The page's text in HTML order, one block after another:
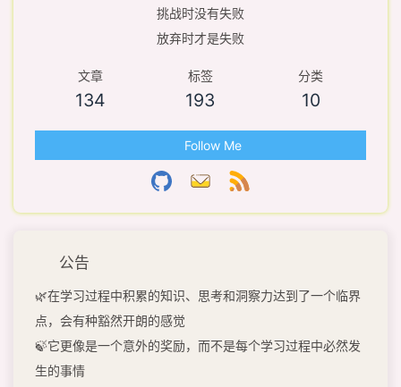
挑战时没有失败
放弃时才是失败
文章
134
标签
193
分类
10
Follow Me
公告
🌿在学习过程中积累的知识、思考和洞察力达到了一个临界
点，会有种豁然开朗的感觉
🍃它更像是一个意外的奖励，而不是每个学习过程中必然发
生的事情